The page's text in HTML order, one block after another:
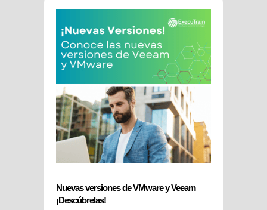
Nuevas versiones de VMware y Veeam
¡Descúbrelas!